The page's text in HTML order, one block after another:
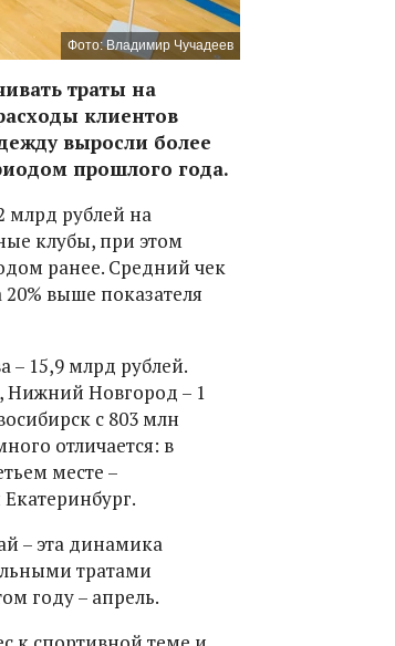
Фото: Владимир Чучадеев
траты на
клиентов
выросли более
прошлого года.
млрд рублей на
клубы, при этом
ранее. Средний чек
20% выше показателя
– 15,9 млрд рублей.
Нижний Новгород – 1
с 803 млн
отличается: в
месте –
– эта динамика
тратами
году – апрель.